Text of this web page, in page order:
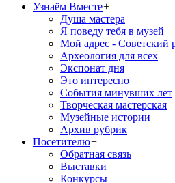
Узнаём Вместе+
Душа мастера
Я поведу тебя в музей
Мой адрес - Советский
Археология для всех
Экспонат дня
Это интересно
События минувших лет
Творческая мастерская
Музейные истории
Архив рубрик
Посетителю+
Обратная связь
Выставки
Конкурсы